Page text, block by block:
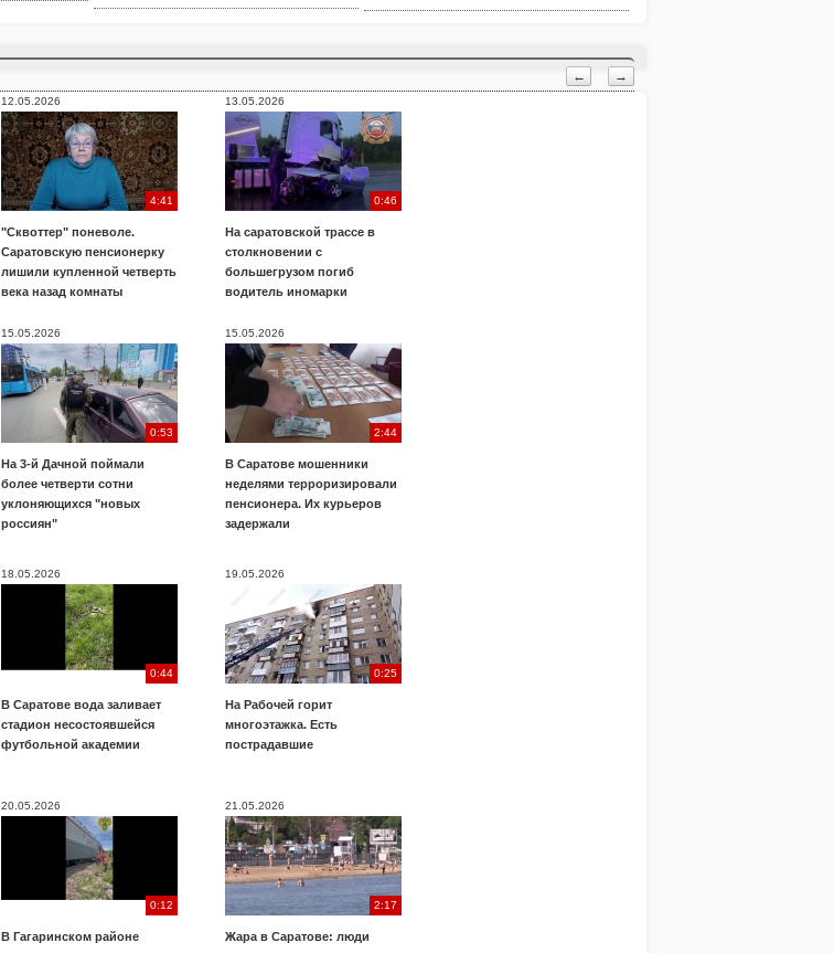
← →
12.05.2026
4:41
"Сквоттер" поневоле.
Саратовскую пенсионерку
лишили купленной четверть
века назад комнаты
13.05.2026
0:46
На саратовской трассе в
столкновении с
большегрузом погиб
водитель иномарки
15.05.2026
0:53
На 3-й Дачной поймали
более четверти сотни
уклоняющихся "новых
россиян"
15.05.2026
2:44
В Саратове мошенники
неделями терроризировали
пенсионера. Их курьеров
задержали
18.05.2026
0:44
В Саратове вода заливает
стадион несостоявшейся
футбольной академии
19.05.2026
0:25
На Рабочей горит
многоэтажка. Есть
пострадавшие
20.05.2026
0:12
В Гагаринском районе
21.05.2026
2:17
Жара в Саратове: люди